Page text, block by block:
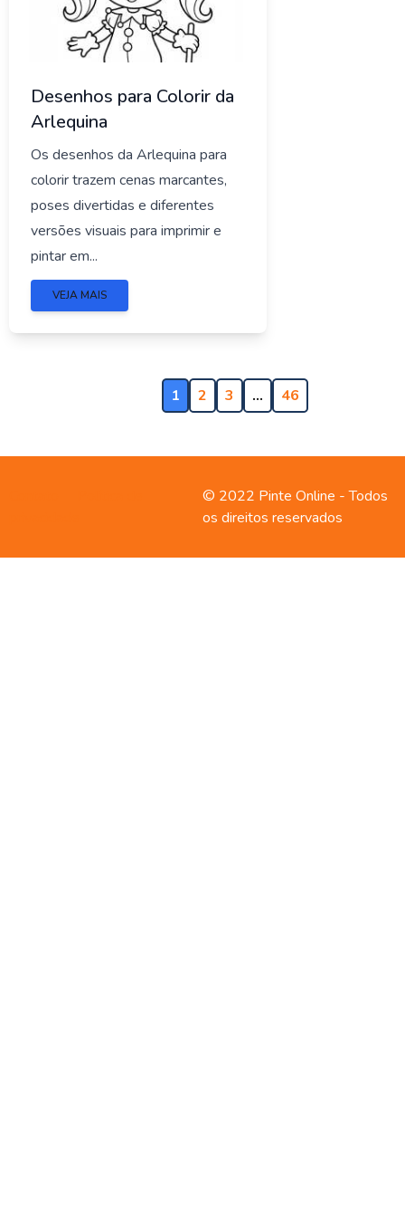
Desenhos para Colorir da
Arlequina
Os desenhos da Arlequina para
colorir trazem cenas marcantes,
poses divertidas e diferentes
versões visuais para imprimir e
pintar em...
VEJA MAIS
1 2 3 … 46
© 2022 Pinte Online - Todos
os direitos reservados